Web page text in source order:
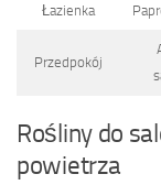
Łazienka
Przedpokój
Rośliny do
powietrza